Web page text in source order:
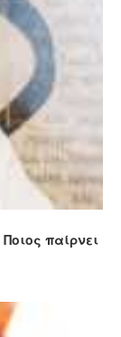
παίρνει